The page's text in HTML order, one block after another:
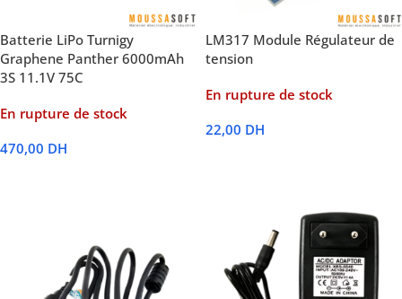
Batterie LiPo Turnigy
Graphene Panther 6000mAh
3S 11.1V 75C
En rupture de stock
470,00 DH
LM317 Module Régulateur de
tension
En rupture de stock
22,00 DH